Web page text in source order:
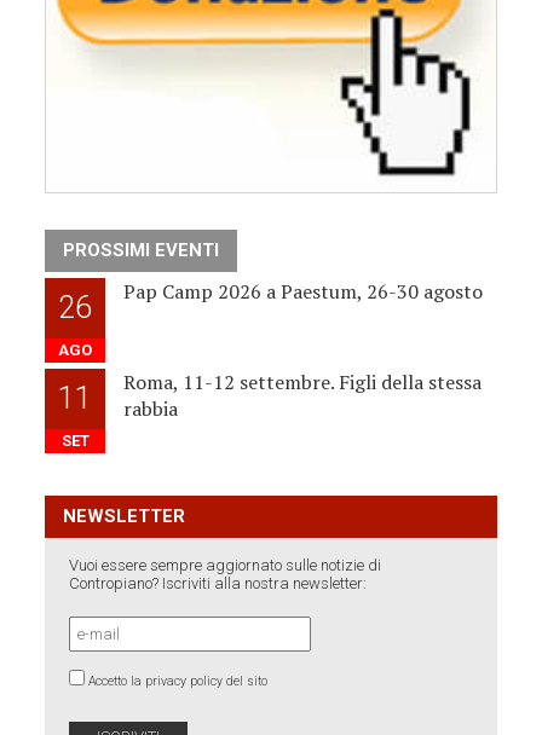
PROSSIMI EVENTI
26
AGO
Pap Camp 2026 a Paestum, 26-30 agosto
11
SET
Roma, 11-12 settembre. Figli della stessa
rabbia
NEWSLETTER
Vuoi essere sempre aggiornato sulle notizie di
Contropiano? Iscriviti alla nostra newsletter:
Accetto la privacy policy del sito